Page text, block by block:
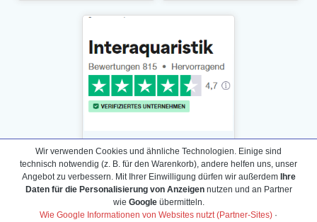
Daten­schutz­erklärung
Widerrufs­recht /Widerrufs­formular
Wir verwenden Cookies und ähnliche Technologien. Einige sind
technisch notwendig (z. B. für den Warenkorb), andere helfen uns, unser
Angebot zu verbessern. Mit Ihrer Einwilligung dürfen wir außerdem Ihre
Daten für die Personalisierung von Anzeigennutzen und an Partner
wie Googleübermitteln.
Wie Google Informationen von Websites nutzt (Partner-Sites) ·